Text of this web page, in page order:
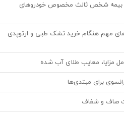
بیمه شخص ثالث مخصوص خودروهای
مهم هنگام خرید تشک طبی و ارتوپدی
مزایا، معایب طلای آب شده
برای مبتدی‌ها